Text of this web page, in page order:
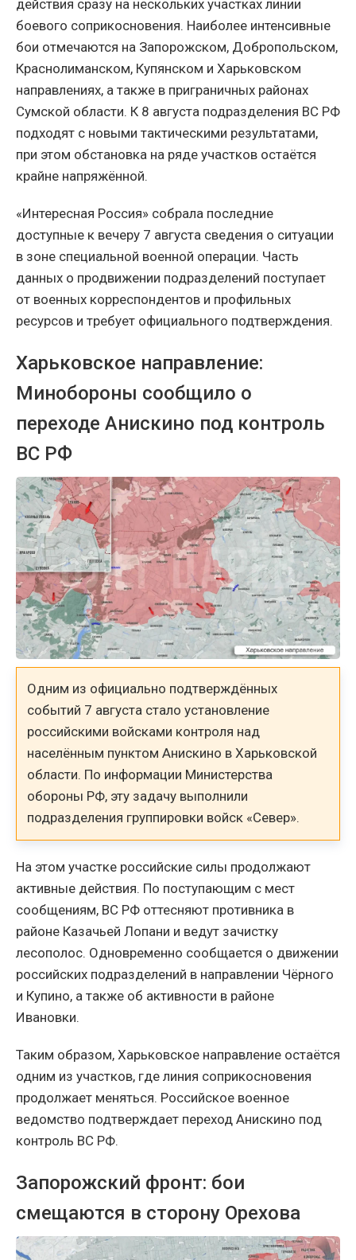
действия сразу на нескольких участках линии
боевого соприкосновения. Наиболее интенсивные
бои отмечаются на Запорожском, Добропольском,
Краснолиманском, Купянском и Харьковском
направлениях, а также в приграничных районах
Сумской области. К 8 августа подразделения ВС РФ
подходят с новыми тактическими результатами,
при этом обстановка на ряде участков остаётся
крайне напряжённой.
«Интересная Россия» собрала последние
доступные к вечеру 7 августа сведения о ситуации
в зоне специальной военной операции. Часть
данных о продвижении подразделений поступает
от военных корреспондентов и профильных
ресурсов и требует официального подтверждения.
Харьковское направление:
Минобороны сообщило о
переходе Анискино под контроль
ВС РФ
Одним из официально подтверждённых
событий 7 августа стало установление
российскими войсками контроля над
населённым пунктом Анискино в Харьковской
области. По информации Министерства
обороны РФ, эту задачу выполнили
подразделения группировки войск «Север».
На этом участке российские силы продолжают
активные действия. По поступающим с мест
сообщениям, ВС РФ оттесняют противника в
районе Казачьей Лопани и ведут зачистку
лесополос. Одновременно сообщается о движении
российских подразделений в направлении Чёрного
и Купино, а также об активности в районе
Ивановки.
Таким образом, Харьковское направление остаётся
одним из участков, где линия соприкосновения
продолжает меняться. Российское военное
ведомство подтверждает переход Анискино под
контроль ВС РФ.
Запорожский фронт: бои
смещаются в сторону Орехова